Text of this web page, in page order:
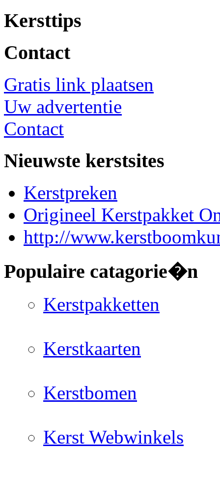
Kersttips
Contact
Gratis link plaatsen
Uw advertentie
Contact
Nieuwste kerstsites
Kerstpreken
Origineel Kerstpakket
http://
Populaire catagorie�n
Kerstpakketten
Kerstkaarten
Kerstbomen
Kerst Webwinkels